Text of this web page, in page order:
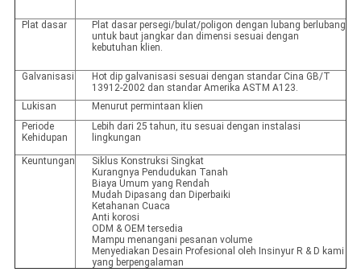
Plat dasar
Plat dasar persegi/bulat/poligon dengan lubang berlubang
untuk baut jangkar dan dimensi sesuai dengan
kebutuhan klien.
Galvanisasi
Hot dip galvanisasi sesuai dengan standar Cina GB/T
13912-2002 dan standar Amerika ASTM A123.
Lukisan
Menurut permintaan klien
Periode
Kehidupan
Lebih dari 25 tahun, itu sesuai dengan instalasi
lingkungan
Keuntungan
Siklus Konstruksi Singkat
Kurangnya Pendudukan Tanah
Biaya Umum yang Rendah
Mudah Dipasang dan Diperbaiki
Ketahanan Cuaca
Anti korosi
ODM & OEM tersedia
Mampu menangani pesanan volume
Menyediakan Desain Profesional oleh Insinyur R & D kami
yang berpengalaman